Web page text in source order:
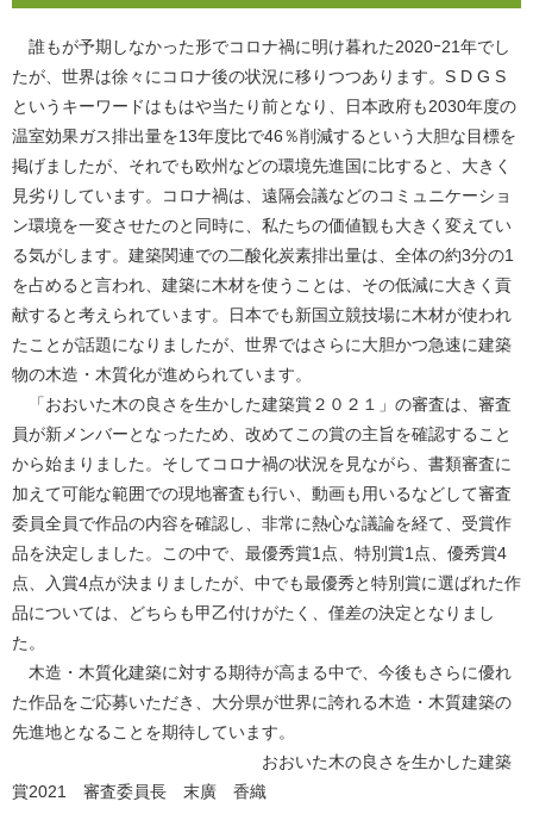
誰もが予期しなかった形でコロナ禍に明け暮れた2020ｰ21年でし
たが、世界は徐々にコロナ後の状況に移りつつあります。S D G S
というキーワードはもはや当たり前となり、日本政府も2030年度の
温室効果ガス排出量を13年度比で46％削減するという大胆な目標を
掲げましたが、それでも欧州などの環境先進国に比すると、大きく
見劣りしています。コロナ禍は、遠隔会議などのコミュニケーショ
ン環境を一変させたのと同時に、私たちの価値観も大きく変えてい
る気がします。建築関連での二酸化炭素排出量は、全体の約3分の1
を占めると言われ、建築に木材を使うことは、その低減に大きく貢
献すると考えられています。日本でも新国立競技場に木材が使われ
たことが話題になりましたが、世界ではさらに大胆かつ急速に建築
物の木造・木質化が進められています。
「おおいた木の良さを生かした建築賞２０２１」の審査は、審査
員が新メンバーとなったため、改めてこの賞の主旨を確認すること
から始まりました。そしてコロナ禍の状況を見ながら、書類審査に
加えて可能な範囲での現地審査も行い、動画も用いるなどして審査
委員全員で作品の内容を確認し、非常に熱心な議論を経て、受賞作
品を決定しました。この中で、最優秀賞1点、特別賞1点、優秀賞4
点、入賞4点が決まりましたが、中でも最優秀と特別賞に選ばれた作
品については、どちらも甲乙付けがたく、僅差の決定となりまし
た。
木造・木質化建築に対する期待が高まる中で、今後もさらに優れ
た作品をご応募いただき、大分県が世界に誇れる木造・木質建築の
先進地となることを期待しています。
おおいた木の良さを生かした建築
賞2021 審査委員長 末廣 香織